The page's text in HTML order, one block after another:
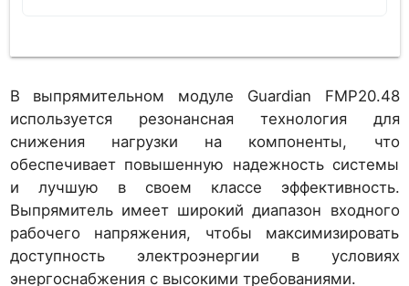
В выпрямительном модуле Guardian FMP20.48
используется резонансная технология для
снижения нагрузки на компоненты, что
обеспечивает повышенную надежность системы
и лучшую в своем классе эффективность.
Выпрямитель имеет широкий диапазон входного
рабочего напряжения, чтобы максимизировать
доступность электроэнергии в условиях
энергоснабжения с высокими требованиями.